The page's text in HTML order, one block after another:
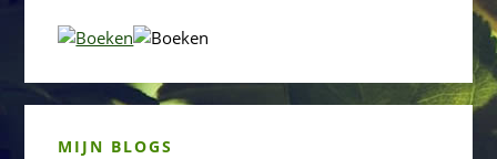
MIJN BLOGS